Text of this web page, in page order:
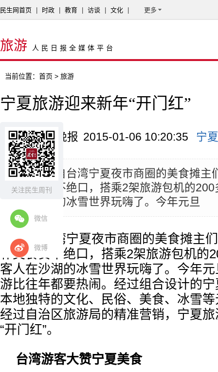
关注民生周刊
微信
微博
民生网首页 时政 教育 访谈 文化 更多
旅游 人民日报全媒体平台
当前位置： 首页 > 旅游
宁夏旅游迎来新年“开门红”
来源：银川晚报 2015-01-06 10:20:35 宁夏
摘要：来自台湾宁夏夜市商圈的美食摊主
补美食赞不绝口，搭乘2架旅游包机的
人在沙湖的冰雪世界玩嗨了。今年元旦
来自台湾宁夏夜市商圈的美食摊主
补美食赞不绝口，搭乘2架旅游包机的
客人在沙湖的冰雪世界玩嗨了。今年
游比往年都要热闹。经过组合设计的
本地独特的文化、民俗、美食、冰雪
经过自治区旅游局的精准营销，宁夏
“开门红”。
台湾游客大赞宁夏美食